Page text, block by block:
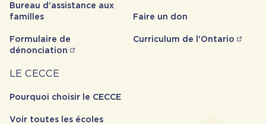
Bureau d'assistance aux
familles
Formulaire de
dénonciation
Faire un don
Curriculum de l'Ontario
Carrière
LE CECCE
Pourquoi choisir le CECCE
Voir toutes les écoles